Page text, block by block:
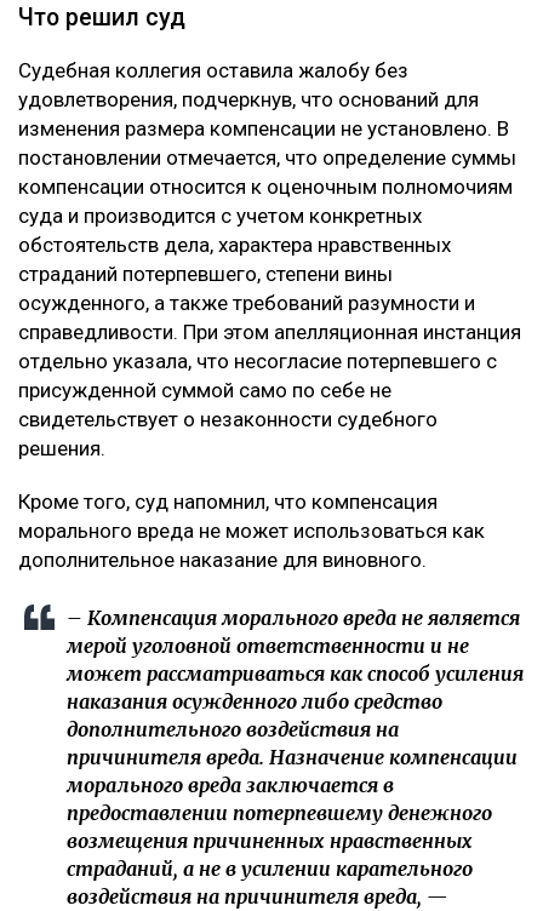
Что решил суд
Судебная коллегия оставила жалобу без
удовлетворения, подчеркнув, что оснований для
изменения размера компенсации не установлено. В
постановлении отмечается, что определение суммы
компенсации относится к оценочным полномочиям
суда и производится с учетом конкретных
обстоятельств дела, характера нравственных
страданий потерпевшего, степени вины
осужденного, а также требований разумности и
справедливости. При этом апелляционная инстанция
отдельно указала, что несогласие потерпевшего с
присужденной суммой само по себе не
свидетельствует о незаконности судебного
решения.
Кроме того, суд напомнил, что компенсация
морального вреда не может использоваться как
дополнительное наказание для виновного.
– Компенсация морального вреда не является
мерой уголовной ответственности и не
может рассматриваться как способ усиления
наказания осужденного либо средство
дополнительного воздействия на
причинителя вреда. Назначение компенсации
морального вреда заключается в
предоставлении потерпевшему денежного
возмещения причиненных нравственных
страданий, а не в усилении карательного
воздействия на причинителя вреда, —